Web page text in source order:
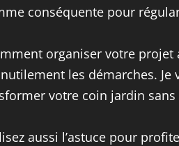
conséquente pour
organiser votre
les démarches.
votre coin jardin
aussi l’astuce pour